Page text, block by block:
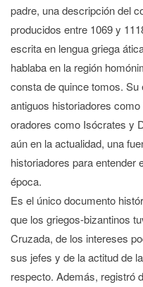
padre, una descripción del
producidos entre 1069 y
escrita en lengua griega
hablaba en la región
consta de quince tomos.
antiguos historiadores
oradores como Isócrates y
aún en la actualidad, una
historiadores para entender
época.
Es el único documento
que los griegos-bizantinos
Cruzada, de los intereses
sus jefes y de la actitud de
respecto. Además, registró